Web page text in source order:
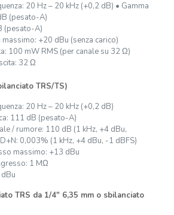
20 Hz – 20 kHz (+0,2 dB) • Gamma
(pesato-A)
(pesato-A)
+20 dBu (senza carico)
100 mW RMS (per canale su 32 Ω)
32 Ω
TRS/TS)
20 Hz – 20 kHz (+0,2 dB)
111 dB (pesato-A)
/ rumore: 110 dB (1 kHz, +4 dBu,
0,003% (1 kHz, +4 dBu, -1 dBFS)
massimo: +13 dBu
1 MΩ
TRS da 1/4″ 6,35 mm o sbilanciato